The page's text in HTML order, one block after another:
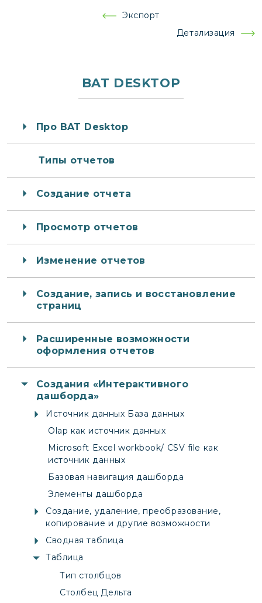
Экспорт
Детализация
BAT DESKTOP
Про BAT Desktop
Типы отчетов
Создание отчета
Просмотр отчетов
Изменение отчетов
Создание, запись и восстановление
страниц
Расширенные возможности
оформления отчетов
Создания «Интерактивного
дашборда»
Источник данных База данных
Olap как источник данных
Microsoft Excel workbook/ CSV file как
источник данных
Базовая навигация дашборда
Элементы дашборда
Создание, удаление, преобразование,
копирование и другие возможности
Сводная таблица
Таблица
Тип столбцов
Столбец Дельта